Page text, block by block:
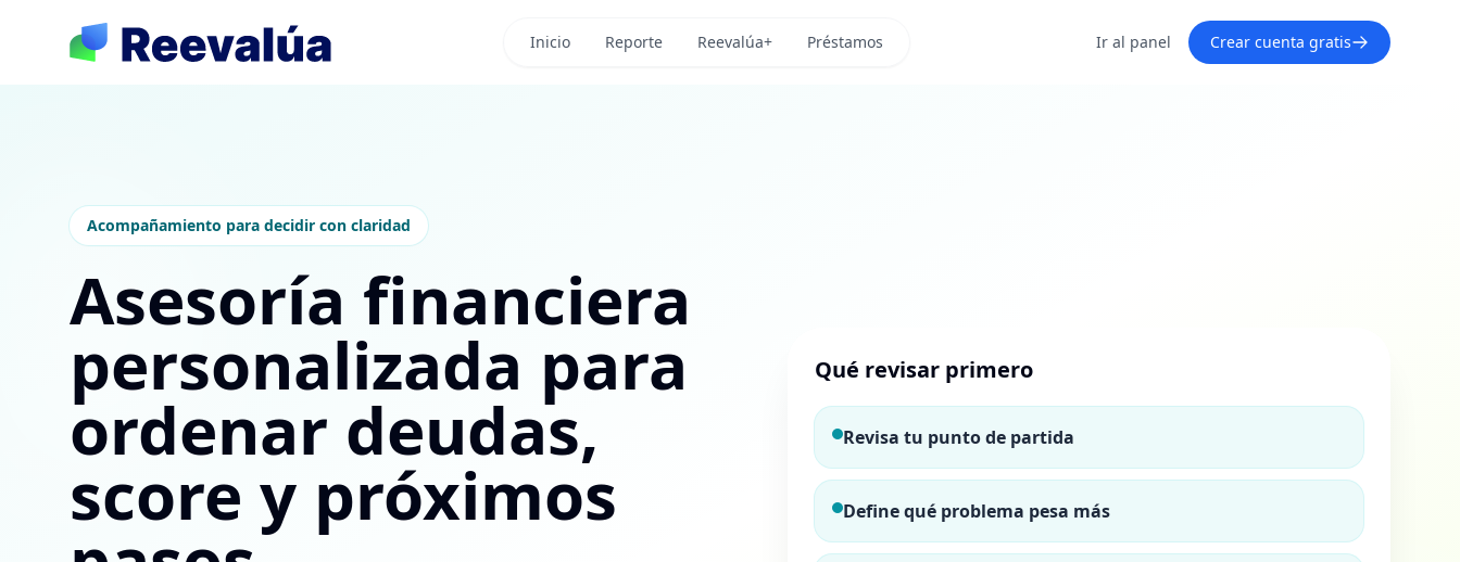
Inicio Reporte Reevalúa+ Préstamos Ir al panel Crear cuenta gratis
Acompañamiento para decidir con claridad
Asesoría financiera
personalizada para
ordenar deudas,
score y próximos
Qué revisar primero
Revisa tu punto de partida
Define qué problema pesa más